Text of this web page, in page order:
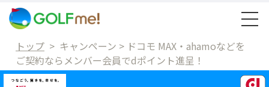
トップ > キャンペーン > ドコモ MAX・ahamoなどを
ご契約ならメンバー会員でdポイント進呈！